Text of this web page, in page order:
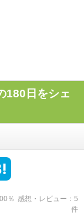
180日をシェ
％ 感想・レビュー
5
件